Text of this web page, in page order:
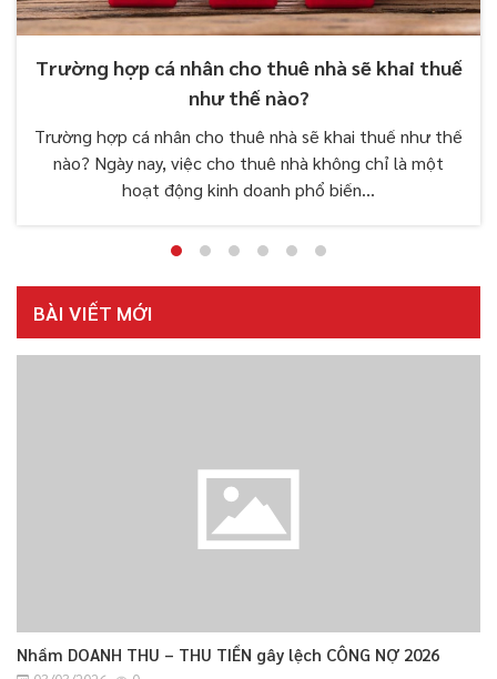
BÀI VIẾT MỚI
Nhầm DOANH THU – THU TIỀN gây lệch CÔNG NỢ 2026
Trường hợp cá nhân cho thuê nhà sẽ khai thuế
như thế nào?
Trường hợp cá nhân cho thuê nhà sẽ khai thuế như thế
nào? Ngày nay, việc cho thuê nhà không chỉ là một
hoạt động kinh doanh phổ biến...